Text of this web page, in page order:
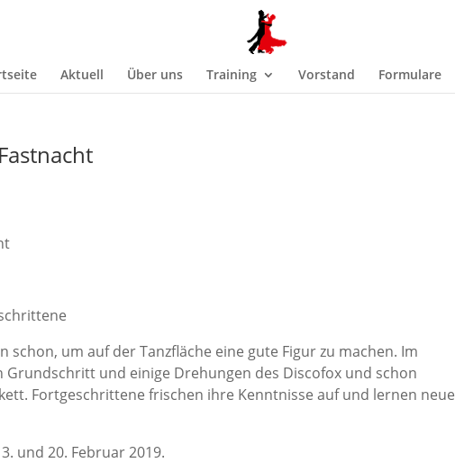
Aktuell Über uns Training Vorstand Formulare
schon, um auf der Tanzfläche eine gute Figur zu machen. Im
Grundschritt und einige Drehungen des Discofox und schon
Fortgeschrittene frischen ihre Kenntnisse auf und lernen neue
und 20. Februar 2019.